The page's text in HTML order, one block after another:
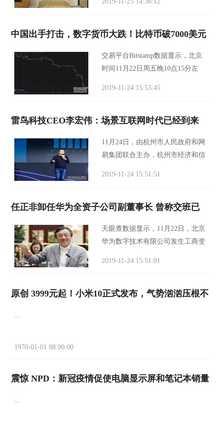
玄关入户 智
中国出手打击，数字货币大跌！比特币破7000美元
交易平台Bitstamp数据显示，北京
时间11月22日周五晚10点15分左
近六个月新低。 这是比特币
2019-11-24 15:53:45
雷鸟科技CEO李宏伟：场景互联网时代已经到来
11月24日，由杭州市人民政府和网
易集团联合主办，杭州市经济和信
公司承办的20
2019-11-24 15:51:51
任正非卸任华为全资子公司副董事长 曾称交班已
天眼查数据显示，11月22日，北京
华为数字技术有限公司发生工商变
任法定代表人，由
2019-11-24 15:51:01
原创 3999元起！小米10正式发布，气势汹汹压根不
1970-01-01 08:00:00
震惊 NPD：新冠疫情促使电脑显示屏和笔记本销量